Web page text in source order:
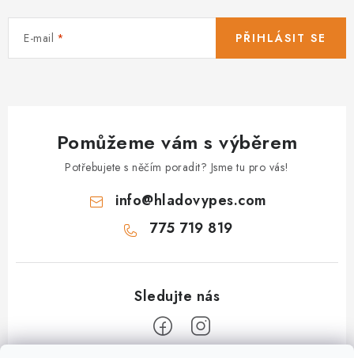
E-mail PŘIHLÁSIT SE
Pomůžeme vám s výběrem
Potřebujete s něčím poradit? Jsme tu pro vás!
info@hladovypes.com
775 719 819